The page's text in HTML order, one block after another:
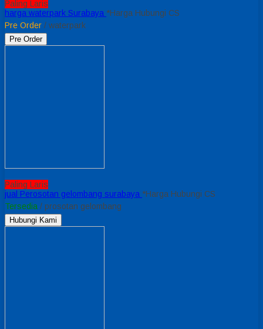
Paling Laris
harga waterpark Surabaya *Harga Hubungi CS
Pre Order / waterpark
Pre Order
Paling Laris
jual Perosotan gelombang surabaya *Harga Hubungi CS
Tersedia / prosotan gelombang
Hubungi Kami